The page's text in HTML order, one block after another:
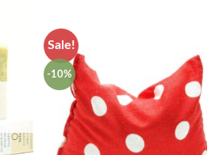
Sale!
-10%